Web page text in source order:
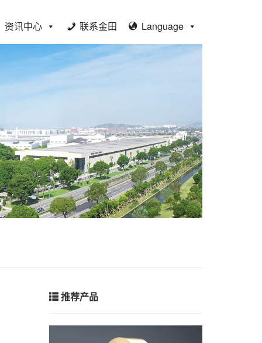
资讯中心 联系金田 Language
推荐产品